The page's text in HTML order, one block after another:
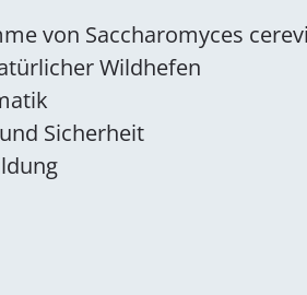
von Saccharomyces
Wildhefen
Sicherheit